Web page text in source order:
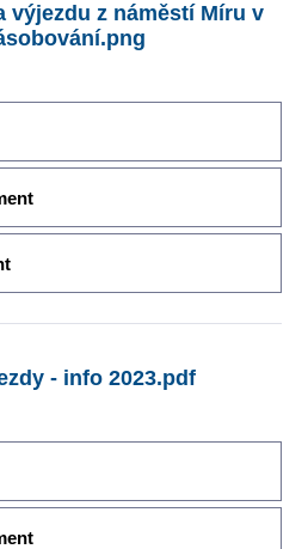
výjezdu z náměstí Míru v
- info 2023.pdf